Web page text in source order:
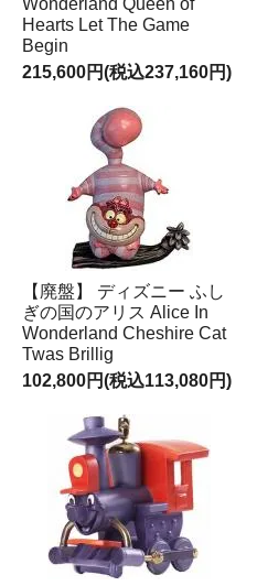
Hearts Let The Game
Begin
215,600円(税込237,160円)
【廃盤】 ディズニー ふし
ぎの国のアリス Alice In
Wonderland Cheshire Cat
Twas Brillig
102,800円(税込113,080円)